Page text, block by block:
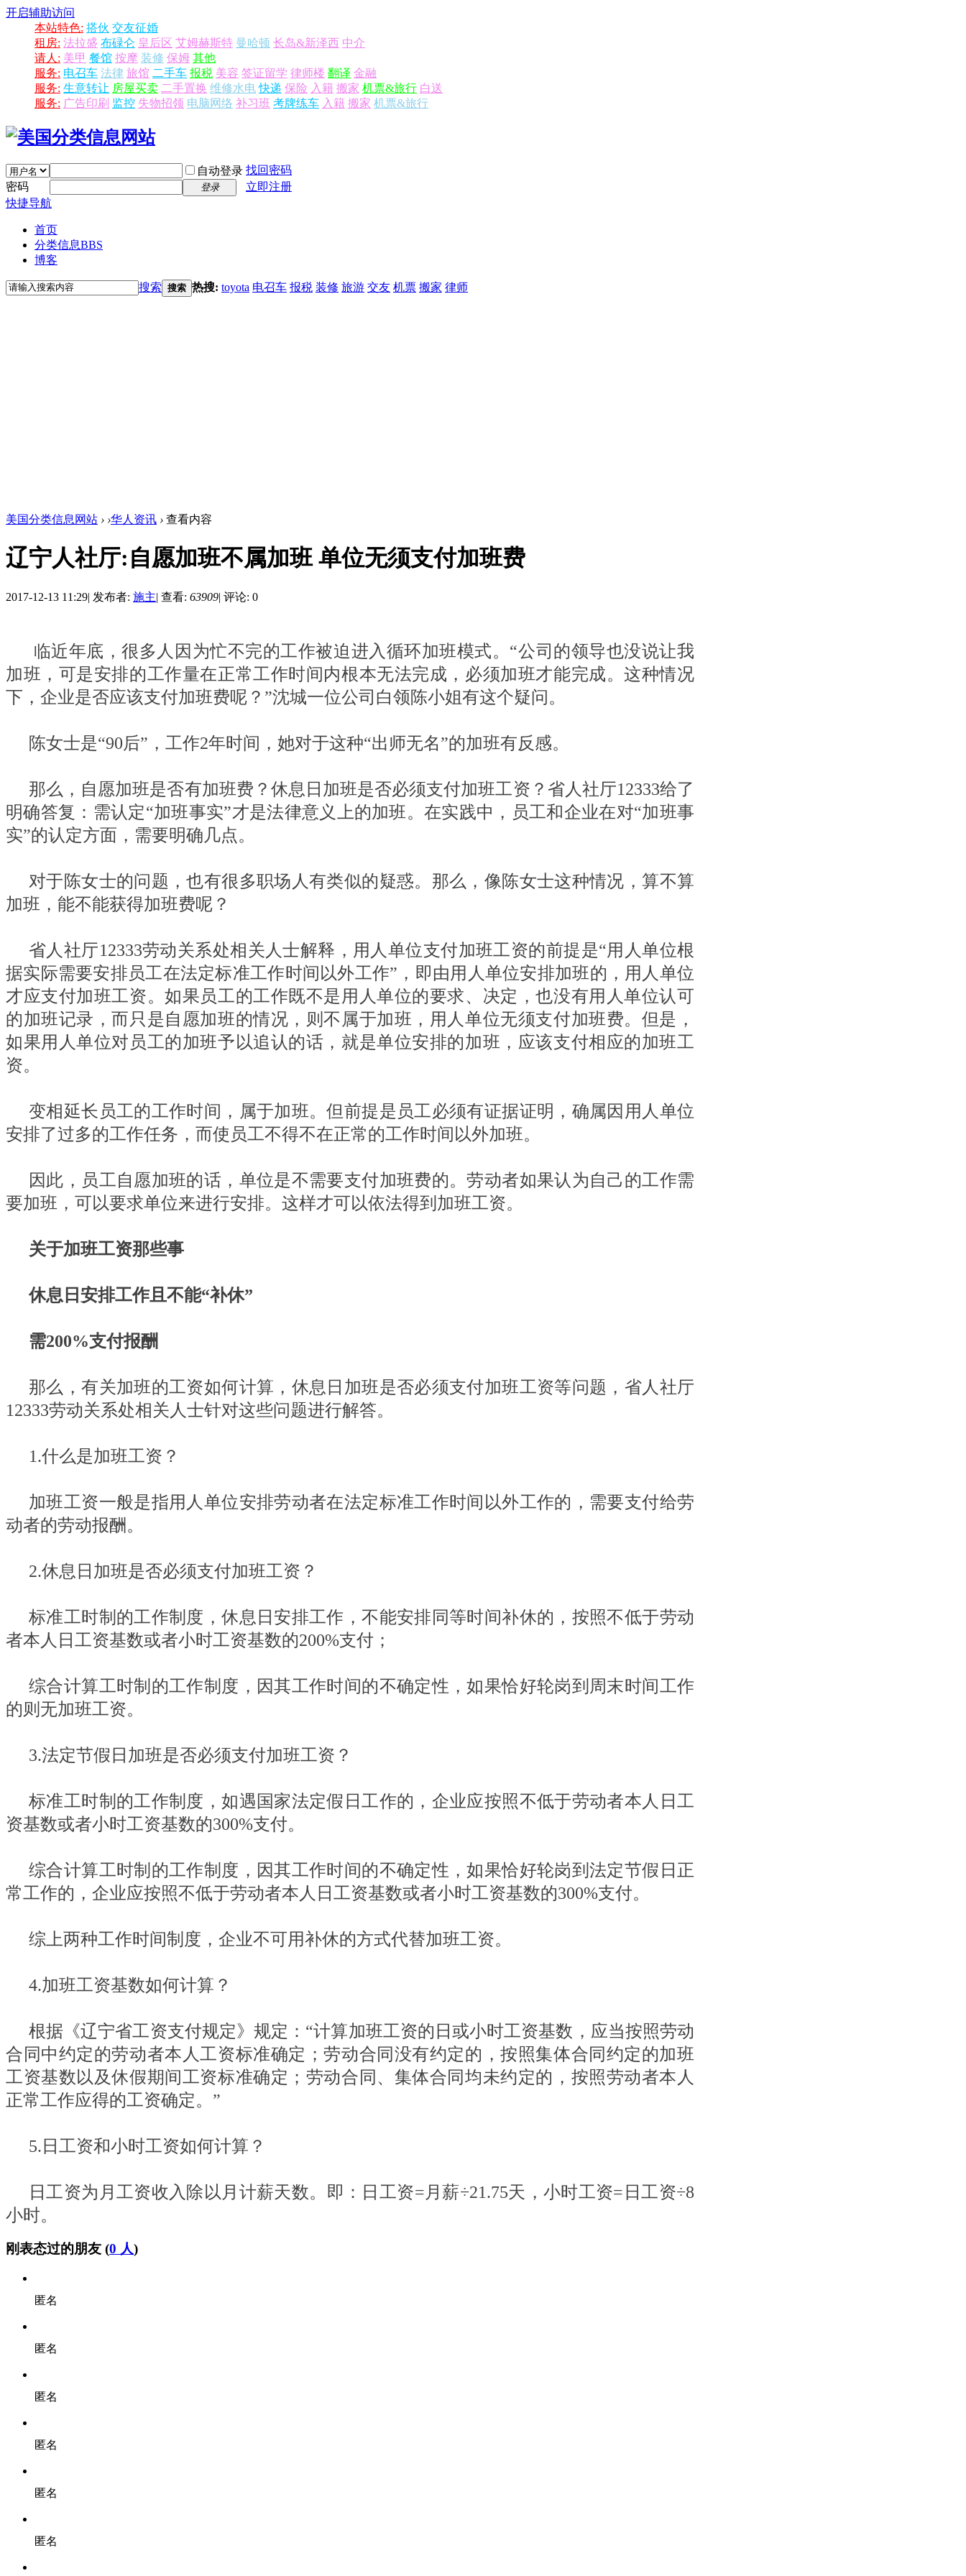
开启辅助访问
本站特色: 搭伙 交友征婚
租房: 法拉盛 布碌仑 皇后区 艾姆赫斯特 曼哈顿 长岛&新泽西 中介
请人: 美甲 餐馆 按摩 装修 保姆 其他
服务: 电召车 法律 旅馆 二手车 报税 美容 签证留学 律师楼 翻译 金融
服务: 生意转让 房屋买卖 二手置换 维修水电 快递 保险 入籍 搬家 机票&旅行 白送
服务: 广告印刷 监控 失物招领 电脑网络 补习班 考牌练车 入籍 搬家 机票&旅行
自动登录 找回密码
密码
登录
立即注册
快捷导航
首页
分类信息BBS
博客
搜索 搜索 热搜: toyota 电召车 报税 装修 旅游 交友 机票 搬家 律师
美国分类信息网站 › ›华人资讯 › 查看内容
辽宁人社厅:自愿加班不属加班 单位无须支付加班费
2017-12-13 11:29| 发布者: 施主| 查看: 63909| 评论: 0
临近年底，很多人因为忙不完的工作被迫进入循环加班模式。“公司的领导也没说让我
加班，可是安排的工作量在正常工作时间内根本无法完成，必须加班才能完成。这种情况
下，企业是否应该支付加班费呢？”沈城一位公司白领陈小姐有这个疑问。
陈女士是“90后”，工作2年时间，她对于这种“出师无名”的加班有反感。
那么，自愿加班是否有加班费？休息日加班是否必须支付加班工资？省人社厅12333给了
明确答复：需认定“加班事实”才是法律意义上的加班。在实践中，员工和企业在对“加班事
实”的认定方面，需要明确几点。
对于陈女士的问题，也有很多职场人有类似的疑惑。那么，像陈女士这种情况，算不算
加班，能不能获得加班费呢？
省人社厅12333劳动关系处相关人士解释，用人单位支付加班工资的前提是“用人单位根
据实际需要安排员工在法定标准工作时间以外工作”，即由用人单位安排加班的，用人单位
才应支付加班工资。如果员工的工作既不是用人单位的要求、决定，也没有用人单位认可
的加班记录，而只是自愿加班的情况，则不属于加班，用人单位无须支付加班费。但是，
如果用人单位对员工的加班予以追认的话，就是单位安排的加班，应该支付相应的加班工
资。
变相延长员工的工作时间，属于加班。但前提是员工必须有证据证明，确属因用人单位
安排了过多的工作任务，而使员工不得不在正常的工作时间以外加班。
因此，员工自愿加班的话，单位是不需要支付加班费的。劳动者如果认为自己的工作需
要加班，可以要求单位来进行安排。这样才可以依法得到加班工资。
关于加班工资那些事
休息日安排工作且不能“补休”
需200%支付报酬
那么，有关加班的工资如何计算，休息日加班是否必须支付加班工资等问题，省人社厅
12333劳动关系处相关人士针对这些问题进行解答。
1.什么是加班工资？
加班工资一般是指用人单位安排劳动者在法定标准工作时间以外工作的，需要支付给劳
动者的劳动报酬。
2.休息日加班是否必须支付加班工资？
标准工时制的工作制度，休息日安排工作，不能安排同等时间补休的，按照不低于劳动
者本人日工资基数或者小时工资基数的200%支付；
综合计算工时制的工作制度，因其工作时间的不确定性，如果恰好轮岗到周末时间工作
的则无加班工资。
3.法定节假日加班是否必须支付加班工资？
标准工时制的工作制度，如遇国家法定假日工作的，企业应按照不低于劳动者本人日工
资基数或者小时工资基数的300%支付。
综合计算工时制的工作制度，因其工作时间的不确定性，如果恰好轮岗到法定节假日正
常工作的，企业应按照不低于劳动者本人日工资基数或者小时工资基数的300%支付。
综上两种工作时间制度，企业不可用补休的方式代替加班工资。
4.加班工资基数如何计算？
根据《辽宁省工资支付规定》规定：“计算加班工资的日或小时工资基数，应当按照劳动
合同中约定的劳动者本人工资标准确定；劳动合同没有约定的，按照集体合同约定的加班
工资基数以及休假期间工资标准确定；劳动合同、集体合同均未约定的，按照劳动者本人
正常工作应得的工资确定。”
5.日工资和小时工资如何计算？
日工资为月工资收入除以月计薪天数。即：日工资=月薪÷21.75天，小时工资=日工资÷8
小时。
刚表态过的朋友 (0 人)
匿名
匿名
匿名
匿名
匿名
匿名